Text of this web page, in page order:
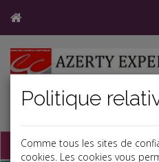
Base documentaire
Comme tous les sites de
cookies. Les cookies vous